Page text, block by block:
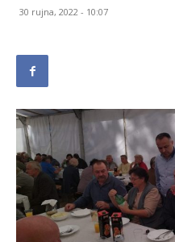
30 rujna, 2022 - 10:07